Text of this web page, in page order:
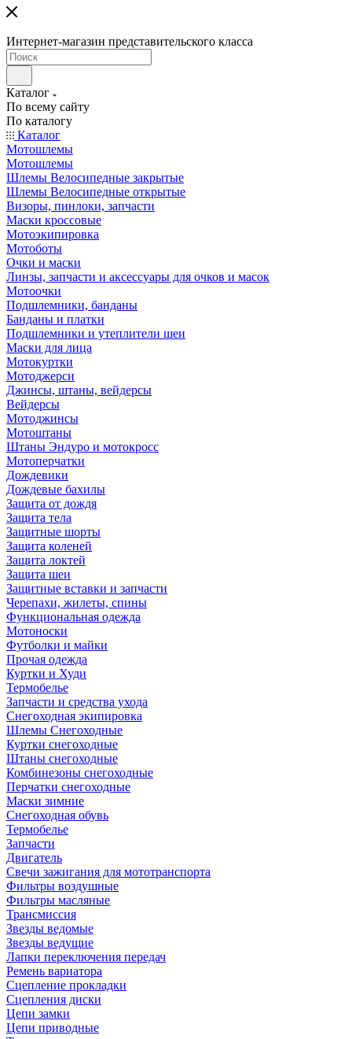
Интернет-магазин представительского класса
Каталог
По всему сайту
По каталогу
Каталог
Мотошлемы
Мотошлемы
Шлемы Велосипедные закрытые
Шлемы Велосипедные открытые
Визоры, пинлоки, запчасти
Маски кроссовые
Мотоэкипировка
Мотоботы
Очки и маски
Линзы, запчасти и аксессуары для очков и масок
Мотоочки
Подшлемники, банданы
Банданы и платки
Подшлемники и утеплители шеи
Маски для лица
Мотокуртки
Мотоджерси
Джинсы, штаны, вейдерсы
Вейдерсы
Мотоджинсы
Мотоштаны
Штаны Эндуро и мотокросс
Мотоперчатки
Дождевики
Дождевые бахилы
Защита от дождя
Защита тела
Защитные шорты
Защита коленей
Защита локтей
Защита шеи
Защитные вставки и запчасти
Черепахи, жилеты, спины
Функциональная одежда
Мотоноски
Футболки и майки
Прочая одежда
Куртки и Худи
Термобелье
Запчасти и средства ухода
Снегоходная экипировка
Шлемы Снегоходные
Куртки снегоходные
Штаны снегоходные
Комбинезоны снегоходные
Перчатки снегоходные
Маски зимние
Снегоходная обувь
Термобелье
Запчасти
Двигатель
Свечи зажигания для мототранспорта
Фильтры воздушные
Фильтры масляные
Трансмиссия
Звезды ведомые
Звезды ведущие
Лапки переключения передач
Ремень вариатора
Сцепление прокладки
Сцепления диски
Цепи замки
Цепи приводные